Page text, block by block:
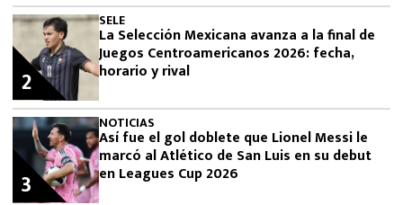
SELE
La Selección Mexicana avanza a la final de
Juegos Centroamericanos 2026: fecha,
horario y rival
2
NOTICIAS
Así fue el gol doblete que Lionel Messi le
marcó al Atlético de San Luis en su debut
en Leagues Cup 2026
3